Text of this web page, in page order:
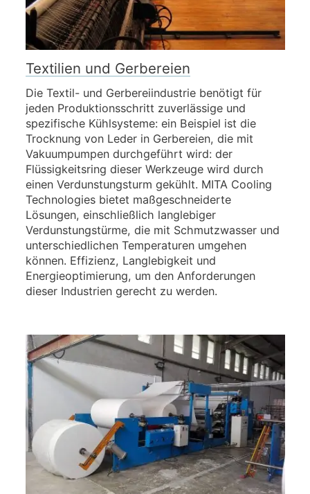
Textilien und Gerbereien
Die Textil- und Gerbereiindustrie benötigt für
jeden Produktionsschritt zuverlässige und
spezifische Kühlsysteme: ein Beispiel ist die
Trocknung von Leder in Gerbereien, die mit
Vakuumpumpen durchgeführt wird: der
Flüssigkeitsring dieser Werkzeuge wird durch
einen Verdunstungsturm gekühlt. MITA Cooling
Technologies bietet maßgeschneiderte
Lösungen, einschließlich langlebiger
Verdunstungstürme, die mit Schmutzwasser und
unterschiedlichen Temperaturen umgehen
können. Effizienz, Langlebigkeit und
Energieoptimierung, um den Anforderungen
dieser Industrien gerecht zu werden.